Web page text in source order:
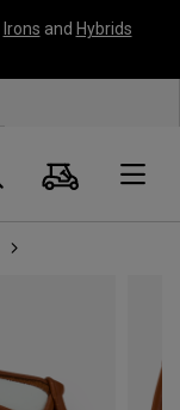
Irons and Hybrids
Suche